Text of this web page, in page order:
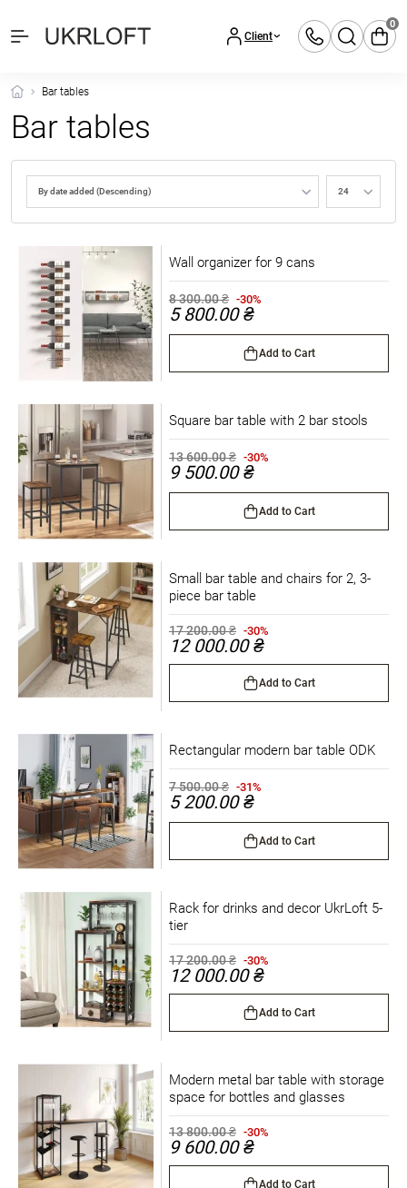
Client
0
Bar tables
Bar tables
Wall organizer for 9 cans
8 300.00 ₴ -30%
5 800.00 ₴
Add to Cart
Square bar table with 2 bar stools
13 600.00 ₴ -30%
9 500.00 ₴
Add to Cart
Small bar table and chairs for 2, 3-
piece bar table
17 200.00 ₴ -30%
12 000.00 ₴
Add to Cart
Rectangular modern bar table ODK
7 500.00 ₴ -31%
5 200.00 ₴
Add to Cart
Rack for drinks and decor UkrLoft 5-
tier
17 200.00 ₴ -30%
12 000.00 ₴
Add to Cart
Modern metal bar table with storage
space for bottles and glasses
13 800.00 ₴ -30%
9 600.00 ₴
Add to Cart